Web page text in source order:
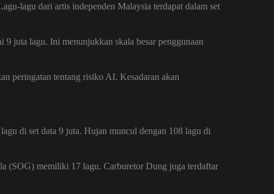
lagu dari artis independen Malaysia terdapat dalam set
9 juta lagu. Ini menunjukkan skala besar penggunaan
peringatan tentang risiko AI. Kesadaran akan
di set data 9 juta. Hujan muncul dengan 108 lagu di
(SOG) memiliki 17 lagu. Carburetor Dung juga terdaftar